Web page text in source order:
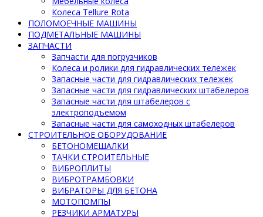
Колеса Tellure Rota
ПОЛОМОЕЧНЫЕ МАШИНЫ
ПОДМЕТАЛЬНЫЕ МАШИНЫ
ЗАПЧАСТИ
Запчасти для погрузчиков
Колеса и ролики для гидравлических тележек
Запасные части для гидравлических тележек
Запасные части для гидравлических штабелеров
Запасные части для штабелеров с
электроподъемом
Запасные части для самоходных штабелеров
СТРОИТЕЛЬНОЕ ОБОРУДОВАНИЕ
БЕТОНОМЕШАЛКИ
ТАЧКИ СТРОИТЕЛЬНЫЕ
ВИБРОПЛИТЫ
ВИБРОТРАМБОВКИ
ВИБРАТОРЫ ДЛЯ БЕТОНА
МОТОПОМПЫ
РЕЗЧИКИ АРМАТУРЫ